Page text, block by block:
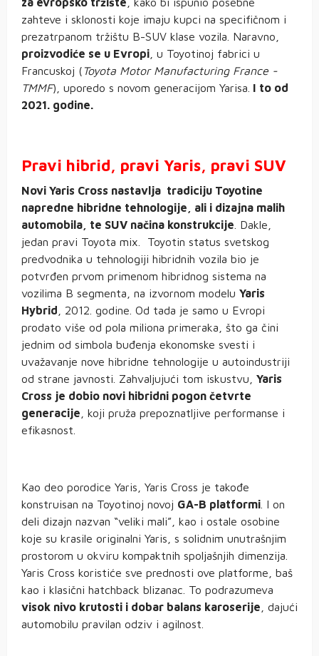
zahteve i sklonosti koje imaju kupci na specifičnom i
prezatrpanom tržištu B-SUV klase vozila. Naravno,
proizvodiće se u Evropi , u Toyotinoj fabrici u
Francuskoj ( Toyota Motor Manufacturing France -
TMMF), uporedo s novom generacijom Yarisa. I to od
2021. godine.
Pravi hibrid, pravi Yaris, pravi SUV
Novi Yaris Cross nastavlja tradiciju Toyotine
napredne hibridne tehnologije, ali i dizajna malih
automobila, te SUV načina konstrukcije . Dakle,
jedan pravi Toyota mix. Toyotin status svetskog
predvodnika u tehnologiji hibridnih vozila bio je
potvrđen prvom primenom hibridnog sistema na
vozilima B segmenta, na izvornom modelu Yaris
Hybrid , 2012. godine. Od tada je samo u Evropi
prodato više od pola miliona primeraka, što ga čini
jednim od simbola buđenja ekonomske svesti i
uvažavanje nove hibridne tehnologije u autoindustriji
od strane javnosti. Zahvaljujući tom iskustvu, Yaris
Cross je dobio novi hibridni pogon četvrte
generacije , koji pruža prepoznatljive performanse i
efikasnost.
Kao deo porodice Yaris, Yaris Cross je takođe
konstruisan na Toyotinoj novoj GA-B platformi . I on
deli dizajn nazvan “veliki mali”, kao i ostale osobine
koje su krasile originalni Yaris, s solidnim unutrašnjim
prostorom u okviru kompaktnih spoljašnjih dimenzija.
Yaris Cross koristiće sve prednosti ove platforme, baš
kao i klasični hatchback blizanac. To podrazumeva
visok nivo krutosti i dobar balans karoserije , dajući
automobilu pravilan odziv i agilnost.